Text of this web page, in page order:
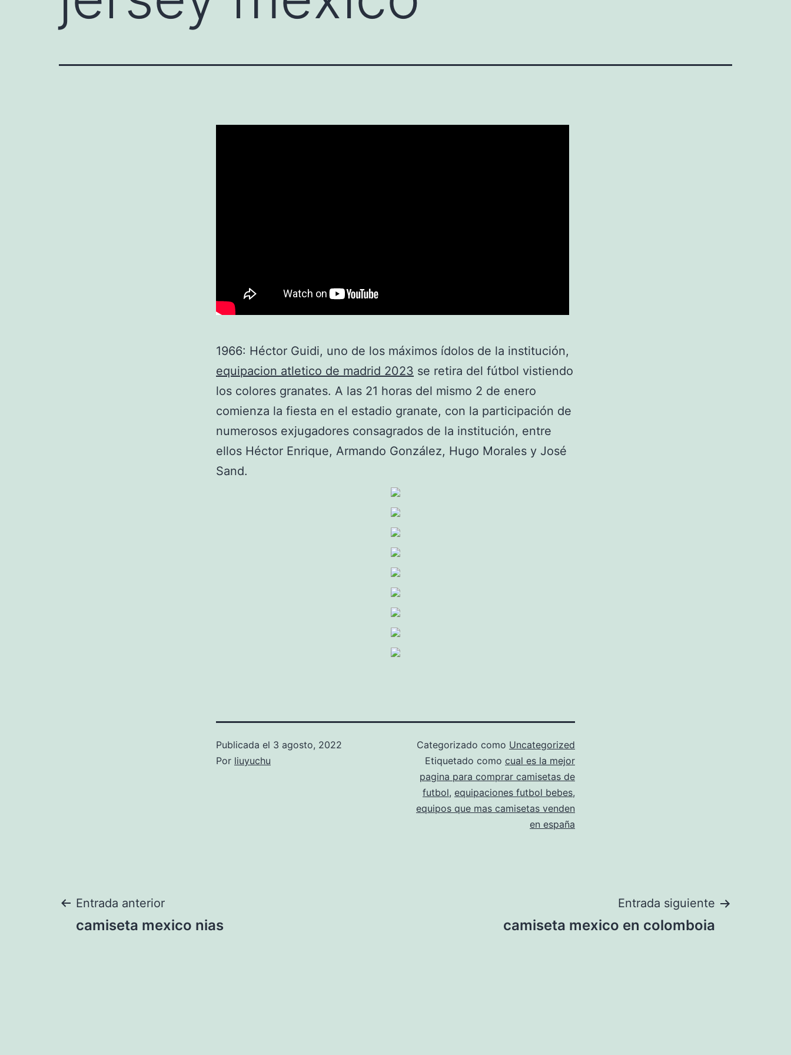
1966: Héctor Guidi, uno de los máximos ídolos de la institución,
equipacion atletico de madrid 2023 se retira del fútbol vistiendo
los colores granates. A las 21 horas del mismo 2 de enero
comienza la fiesta en el estadio granate, con la participación de
numerosos exjugadores consagrados de la institución, entre
ellos Héctor Enrique, Armando González, Hugo Morales y José
Sand.
Publicada el 3 agosto, 2022
Por liuyuchu
Categorizado como Uncategorized
Etiquetado como cual es la mejor
pagina para comprar camisetas de
futbol, equipaciones futbol bebes,
equipos que mas camisetas venden
en españa
Navegación
Entrada anterior
camiseta mexico nias
Entrada siguiente
camiseta mexico en colomboia